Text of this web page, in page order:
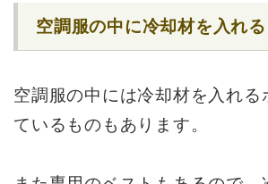
空調服の中に冷却材を入れる
空調服の中には冷却材を入れる
ているものもあります。